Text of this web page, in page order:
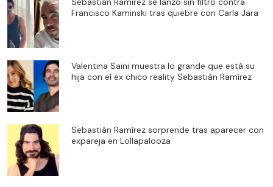
Francisco Kaminski tras quiebre con Carla Jara
Valentina Saini muestra lo grande que está su
hija con el ex chico reality Sebastián Ramírez
Sebastián Ramírez sorprende tras aparecer con
expareja en Lollapalooza